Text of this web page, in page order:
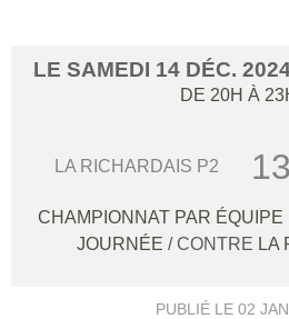
LE SAMEDI 14 DÉC.
DE 20H À
LA RICHARDAIS P2 13
CHAMPIONNAT PAR
JOURNÉE / CONTRE LA
PUBLIÉ LE 02